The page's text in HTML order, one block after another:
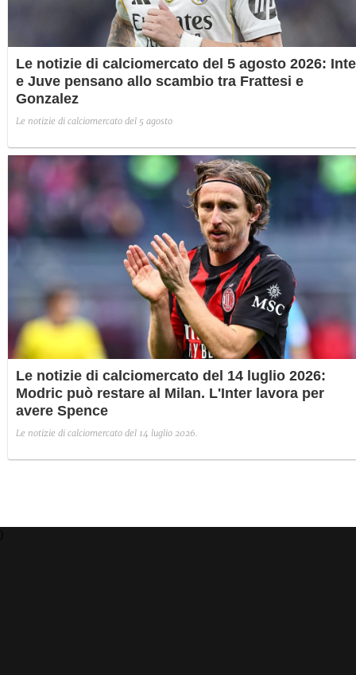
Le notizie di calciomercato del 5 agosto 2026:
e Juve pensano allo scambio tra Frattesi e
Gonzalez
Le notizie di calciomercato del 5 agosto
Le notizie di calciomercato del 14 luglio 2026:
Modric può restare al Milan. L'Inter lavora per
avere Spence
Le notizie di calciomercato del 14 luglio 2026.